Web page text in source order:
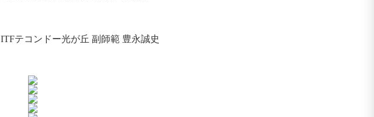
ITFテコンドー光が丘 副師範 豊永誠史